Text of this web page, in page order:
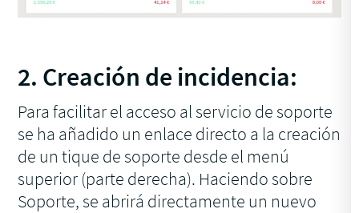
2. Creación de incidencia:
Para facilitar el acceso al servicio de soporte
se ha añadido un enlace directo a la creación
de un tique de soporte desde el menú
superior (parte derecha). Haciendo sobre
Soporte, se abrirá directamente un nuevo